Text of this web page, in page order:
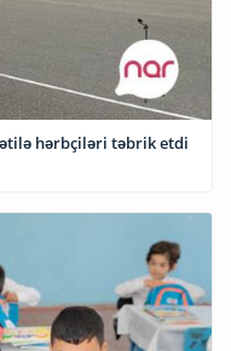
hərbçiləri təbrik etdi